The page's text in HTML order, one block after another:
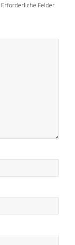
Erforderliche Felder